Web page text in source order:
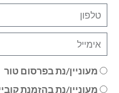
מעוניין/נת בפרסום טור
מעוניין/נת בהזמנת